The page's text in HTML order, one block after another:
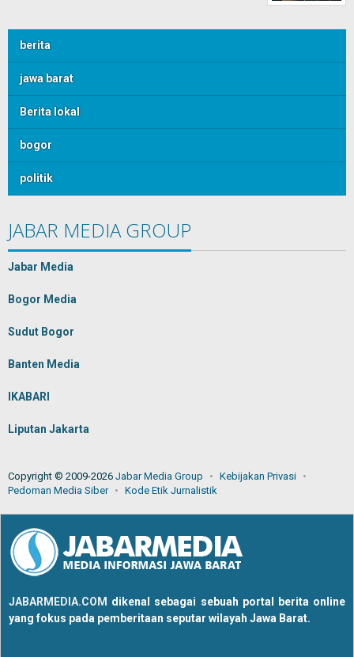
berita
jawa barat
Berita lokal
bogor
politik
JABAR MEDIA GROUP
Jabar Media
Bogor Media
Sudut Bogor
Banten Media
IKABARI
Liputan Jakarta
Copyright © 2009-2026 Jabar Media Group
Kebijakan Privasi
Pedoman Media Siber
Kode Etik Jurnalistik
JABARMEDIA.COM dikenal sebagai sebuah portal berita online
yang fokus pada pemberitaan seputar wilayah Jawa Barat.